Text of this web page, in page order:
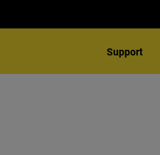
Support